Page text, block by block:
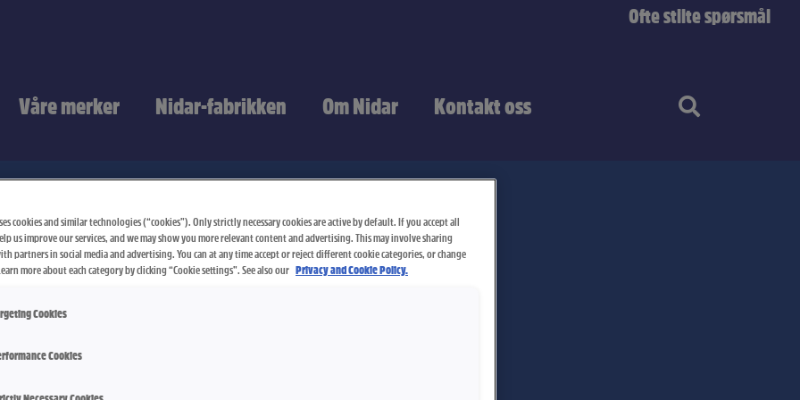
Ofte stilte spørsmål
Våre merker Nidar-fabrikken Om Nidar Kontakt oss
et av våre produkter? Her finner du
i kontakt med oss.
din henvendelse gjelder.
cookies and similar technologies (“cookies”). Only strictly necessary cookies are active by default. If you accept all
us improve our services, and we may show you more relevant content and advertising. This may involve sharing
partners in social media and advertising. You can at any time accept or reject different cookie categories, or change
more about each category by clicking “Cookie settings”. See also our
Privacy and Cookie Policy.
Cookies
Cookies